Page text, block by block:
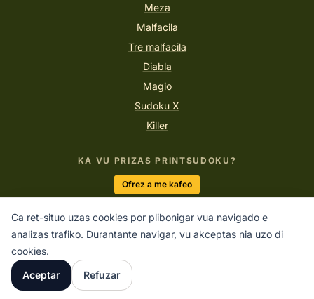
Ca ret-situo uzas cookies por plibonigar vua navigado e
analizas trafiko. Durantante navigar, vu akceptas nia uzo di
cookies.
Aceptar
Refuzar
Meza
Malfacila
Tre malfacila
Diabla
Magio
Sudoku X
Killer
KA VU PRIZAS PRINTSUDOKU?
Ofrez a me kafeo
“Logiko dukas vu de A ad B. Imagineso dukas vu irgun.”